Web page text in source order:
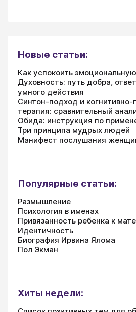
Новые статьи:
Как успокоить
Духовность: путь добра,
умного действия
Синтон-подход и когнитивно-
терапия: сравнительный
Обида: инструкция по
Три принципа мудрых людей
Манифест послушания
Популярные статьи:
Размышление
Психология в именах
Привязанность ребенка к
Идентичность
Биография Ирвина Ялома
Пол Экман
Хиты недели: